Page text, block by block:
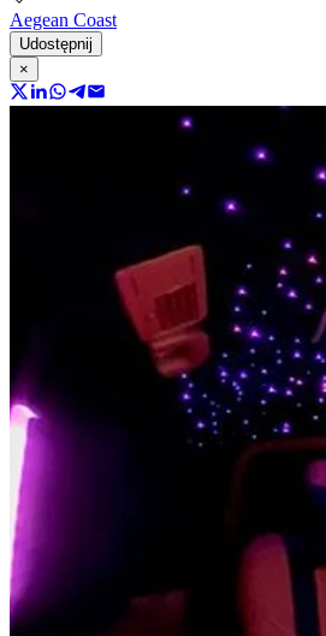
Aegean Coast
Udostępnij
×